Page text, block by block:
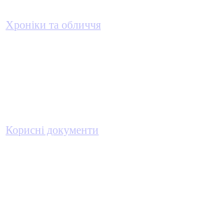
Хроніки та обличчя
Корисні документи